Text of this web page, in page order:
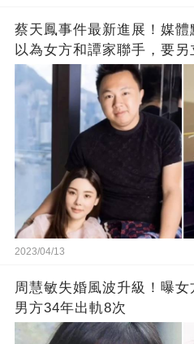
蔡天鳳事件最新進展！媒
以為女方和譚家聯手，要另
2023/04/13
周慧敏失婚風波升級！曝女
男方34年出軌8次